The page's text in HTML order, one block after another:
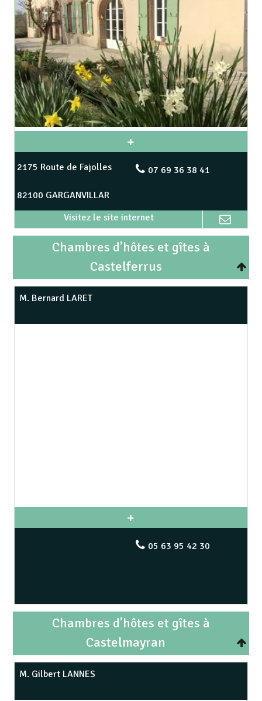
2175 Route de Fajolles
82100 GARGANVILLAR
07 69 36 38 41
Chambres d’hôtes et gîtes à
Castelferrus
M. Bernard LARET
05 63 95 42 30
Chambres d’hôtes et gîtes à
Castelmayran
M. Gilbert LANNES